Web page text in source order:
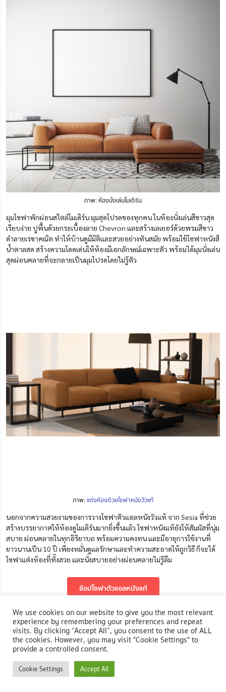
ภาพ: ห้องนั่งเล่นโมเดิร์น
มุมโซฟาพักผ่อนสไตล์โมเดิร์น มุมสุดโปรดของทุกคน ในห้องนั่งเล่นสีขาวสุด
เรียบง่าย ปูพื้นด้วยกระเบื้องลาย Chevron และสร้างเลเยอร์ด้วยพรมสีขาว
ดำลายเรขาคณิต ทำให้บ้านดูมีมิติและสวยอย่างทันสมัย พร้อมใช้โซฟาหนังสี
น้ำตาลสด สร้างความโดดเด่นให้ห้องมีเอกลักษณ์เฉพาะตัว พร้อมได้มุมนั่งเล่น
สุดผ่อนคลายที่จะกลายเป็นมุมโปรดโดยไม่รู้ตัว
ภาพ: แต่งห้องด้วยโซฟาหนังวัวแท้
นอกจากความสวยงามของการวางโซฟาตัวแอลหนังวัวแท้ จาก Sesia ที่ช่วย
สร้างบรรยากาศให้ห้องดูโมเดิร์นมากยิ่งขึ้นแล้ว โซฟาหนังแท้ยังให้สัมผัสที่นุ่ม
สบาย ผ่อนคลายในทุกอิริยาบถ พร้อมความคงทน และมีอายุการใช้งานที่
ยาวนานเป็น 10 ปี เพียงหมั่นดูแลรักษาและทำความสะอาดให้ถูกวิธี ก็จะได้
โซฟาแต่งห้องที่ทั้งสวย และนั่งสบายอย่างผ่อนคลายไม่รู้ลืม
ช้อปโซฟาตัวแอลหนังแท้
หากใครเริ่มสนใจการจัดมุมโซฟาใหม่ และอยากจะได้โซฟาตัวแอลคุณภาพดี
ที่ถูกใจ เพื่อเอาไปแต่งห้องนั่งเล่นให้สวยอย่างมีสไตล์ สามารถเข้าไปเลือก
โซฟาได้ที่NocNoc.comซึ่งได้รวบรวมโซฟาตัวแอลหลากหลายดีไซน์ เข้ากับ
ห้องนั่งเล่นทุกสไตล์ พร้อมมีโซฟารูปทรงอื่น ๆ อีกมากมายเพื่อให้แต่งบ้านได้
ตรงใจ และนอกจากนี้NocNoc.comยังเป็น
สามารถตอบโจทย์ทุกความต้องการงานช่าง พร้อมแก้ไขทุกปัญหากวนใจ
We use cookies on our website to give you the most relevant
experience by remembering your preferences and repeat
visits. By clicking “Accept All”, you consent to the use of ALL
the cookies. However, you may visit "Cookie Settings" to
provide a controlled consent.
Cookie Settings Accept All